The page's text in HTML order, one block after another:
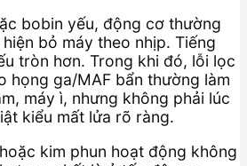
bobin yếu, động cơ thường
bỏ máy theo nhịp. Tiếng
tròn hơn. Trong khi đó, lỗi lọc
họng ga/MAF bẩn thường làm
máy ì, nhưng không phải lúc
kiểu mất lửa rõ ràng.
kim phun hoạt động không